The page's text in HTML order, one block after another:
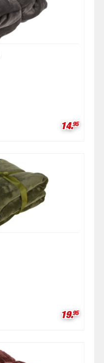
14.95
19.95